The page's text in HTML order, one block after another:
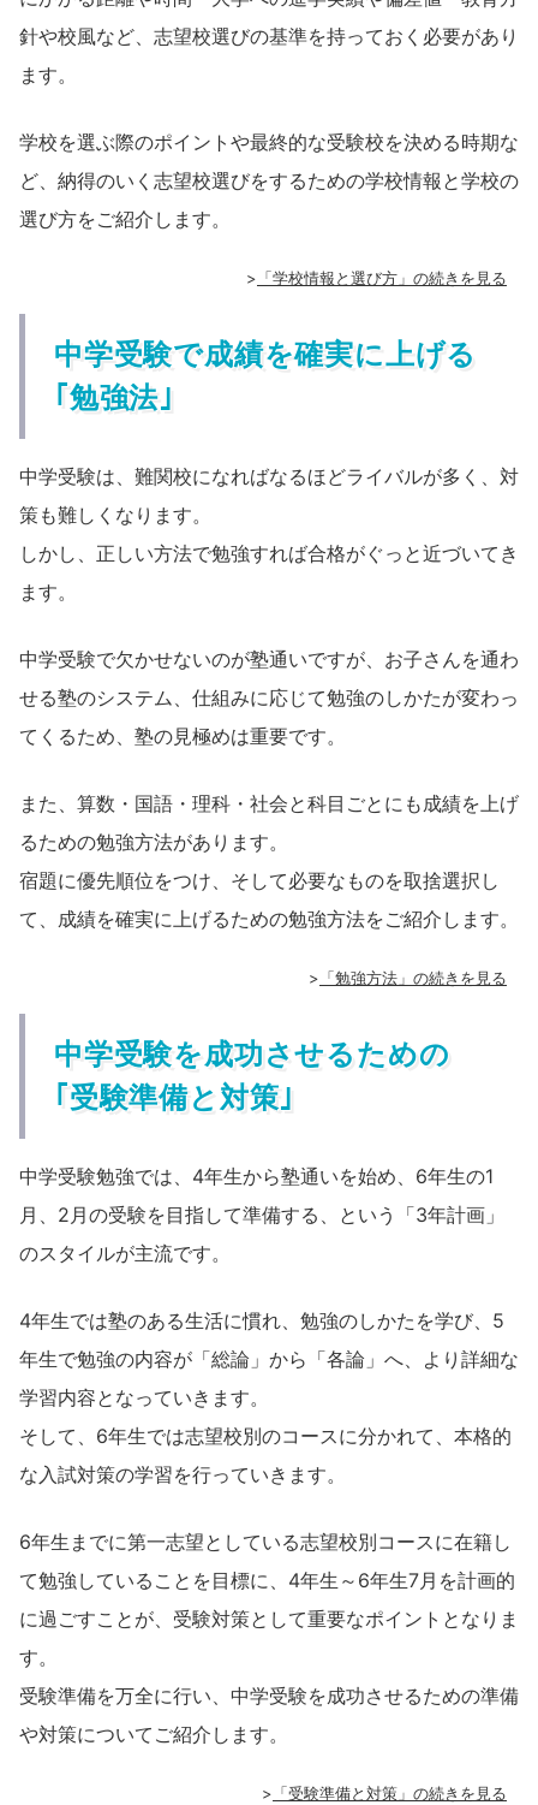
針や校風など、志望校選びの基準を持っておく必要があり
ます。
学校を選ぶ際のポイントや最終的な受験校を決める時期な
ど、納得のいく志望校選びをするための学校情報と学校の
選び方をご紹介します。
> 「学校情報と選び方」の続きを見る
中学受験で成績を確実に上げる
｢勉強法｣
中学受験は、難関校になればなるほどライバルが多く、対
策も難しくなります。
しかし、正しい方法で勉強すれば合格がぐっと近づいてき
ます。
中学受験で欠かせないのが塾通いですが、お子さんを通わ
せる塾のシステム、仕組みに応じて勉強のしかたが変わっ
てくるため、塾の見極めは重要です。
また、算数・国語・理科・社会と科目ごとにも成績を上げ
るための勉強方法があります。
宿題に優先順位をつけ、そして必要なものを取捨選択し
て、成績を確実に上げるための勉強方法をご紹介します。
> 「勉強方法」の続きを見る
中学受験を成功させるための
｢受験準備と対策｣
中学受験勉強では、4年生から塾通いを始め、6年生の1
月、2月の受験を目指して準備する、という「3年計画」
のスタイルが主流です。
4年生では塾のある生活に慣れ、勉強のしかたを学び、5
年生で勉強の内容が「総論」から「各論」へ、より詳細な
学習内容となっていきます。
そして、6年生では志望校別のコースに分かれて、本格的
な入試対策の学習を行っていきます。
6年生までに第一志望としている志望校別コースに在籍し
て勉強していることを目標に、4年生～6年生7月を計画的
に過ごすことが、受験対策として重要なポイントとなりま
す。
受験準備を万全に行い、中学受験を成功させるための準備
や対策についてご紹介します。
> 「受験準備と対策」の続きを見る